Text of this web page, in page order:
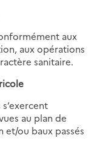
aux
aux opérations
sanitaire.
au plan de
et/ou baux passés